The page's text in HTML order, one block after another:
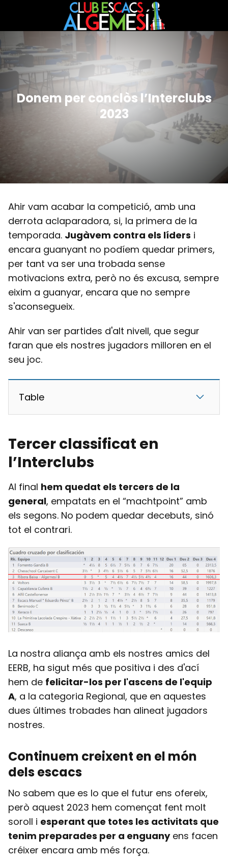
Donem per conclòs l’Interclubs
2023
Ahir vam acabar la competició, amb una
derrota aclaparadora, si, la primera de la
temporada. Jugàvem contra els líders i
encara guanyant no podíem quedar primers,
per tant va ser una trobada sense
motivacions extra, però no és excusa, sempre
eixim a guanyar, encara que no sempre
s'aconsegueix.
Ahir van ser partides d'alt nivell, que segur
faran que els nostres jugadors milloren en el
seu joc.
Table
Tercer classificat en
l’Interclubs
Al final hem quedat els tercers de la
general, empatats en el “machtpoint” amb
els segons. No podem quedar decebuts, sinó
tot el contrari.
La nostra aliança amb els nostres amics del
EERB, ha sigut més que positiva i des d'ací
hem de felicitar-los per l'ascens de l'equip
A, a la categoria Regional, que en aquestes
dues últimes trobades han alineat jugadors
nostres.
Continuem creixent en el món
dels escacs
No sabem que es lo que el futur ens ofereix,
però aquest 2023 hem començat fent molt
soroll i esperant que totes les activitats que
tenim preparades per a enguanyens facen
créixer encara amb més força.